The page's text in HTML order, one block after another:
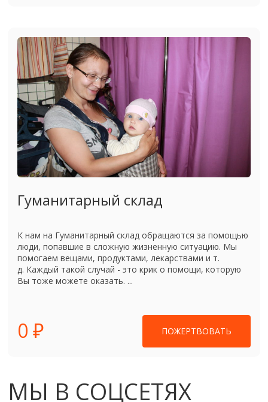
Гуманитарный склад
К нам на Гуманитарный склад обращаются за помощью
люди, попавшие в сложную жизненную ситуацию. Мы
помогаем вещами, продуктами, лекарствами и т.
д. Каждый такой случай - это крик о помощи, которую
Вы тоже можете оказать. ...
0 ₽ ПОЖЕРТВОВАТЬ
МЫ В СОЦСЕТЯХ